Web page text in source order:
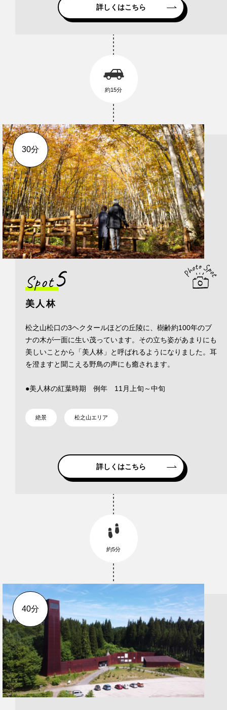
詳しくはこちら
約15分
30分
Spot5
美人林
松之山松口の3ヘクタールほどの丘陵に、樹齢約100年のブ
ナの木が一面に生い茂っています。その立ち姿があまりにも
美しいことから「美人林」と呼ばれるようになりました。耳
を澄ますと聞こえる野鳥の声にも癒されます。
●美人林の紅葉時期 例年 11月上旬～中旬
絶景 松之山エリア
詳しくはこちら
約5分
40分